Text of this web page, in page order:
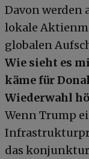
Davon werden
lokale
globalen
Wie sieht es
käme für
Wiederwahl
Wenn Trump
das